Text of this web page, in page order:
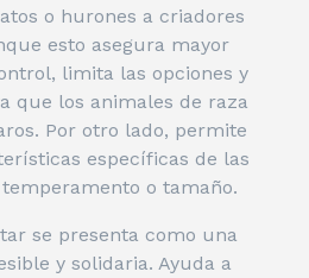
o hurones a criadores
esto asegura mayor
limita las opciones y
que los animales de raza
Por otro lado, permite
específicas de las
o tamaño.
se presenta como una
y solidaria. Ayuda a